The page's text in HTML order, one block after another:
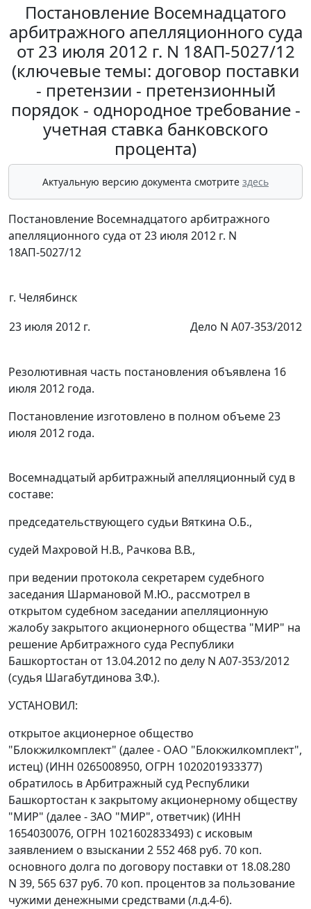
Постановление Восемнадцатого
арбитражного апелляционного суда
от 23 июля 2012 г. N 18АП-5027/12
(ключевые темы: договор поставки
- претензии - претензионный
порядок - однородное требование -
учетная ставка банковского
процента)
Актуальную версию документа смотрите здесь
Постановление Восемнадцатого арбитражного
апелляционного суда от 23 июля 2012 г. N
18АП-5027/12
г. Челябинск
23 июля 2012 г.
Дело N А07-353/2012
Резолютивная часть постановления объявлена 16
июля 2012 года.
Постановление изготовлено в полном объеме 23
июля 2012 года.
Восемнадцатый арбитражный апелляционный суд в
составе:
председательствующего судьи Вяткина О.Б.,
судей Махровой Н.В., Рачкова В.В.,
при ведении протокола секретарем судебного
заседания Шармановой М.Ю., рассмотрел в
открытом судебном заседании апелляционную
жалобу закрытого акционерного общества "МИР" на
решениеАрбитражного суда Республики
Башкортостан от 13.04.2012 по делу N А07-353/2012
(судья Шагабутдинова З.Ф.).
УСТАНОВИЛ:
открытое акционерное общество
"Блокжилкомплект" (далее - ОАО "Блокжилкомплект",
истец) (ИНН 0265008950, ОГРН 1020201933377)
обратилось в Арбитражный суд Республики
Башкортостан к закрытому акционерному обществу
"МИР" (далее - ЗАО "МИР", ответчик) (ИНН
1654030076, ОГРН 1021602833493) с исковым
заявлением о взыскании 2 552 468 руб. 70 коп.
основного долга по договору поставки от 18.08.280
N 39, 565 637 руб. 70 коп. процентов за пользование
чужими денежными средствами (л.д.4-6).